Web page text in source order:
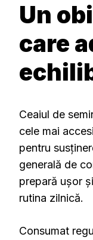
Un
care
Ceaiul de
cele mai
pentru
generală de
prepară ușor
rutina zilnică.
Consumat